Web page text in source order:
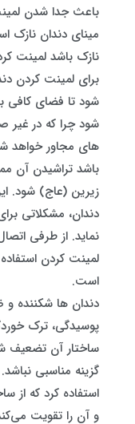
باعث جدا شدن
مینای دندان نازک
نازک باشد لمینت
برای لمینت کردن
شود تا فضای کافی
شود چرا که در غیر
های مجاور خواهد
باشد تراشیدن آن
زیرین (عاج) شود.
دندان، مشکلاتی
نماید. از طرفی
لمینت کردن
است.
دندان‌ ها شکننده
پوسیدگی، ترک
ساختار آن تضعیف
گزینه مناسبی
استفاده کرد که از
و آن را تقویت